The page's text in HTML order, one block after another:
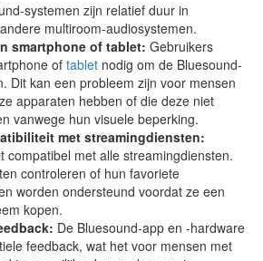
systemen zijn relatief duur in
multiroom-audiosystemen.
smartphone of tablet: Gebruikers
of tablet nodig om de Bluesound-
Dit kan een probleem zijn voor mensen
apparaten hebben of die deze niet
vanwege hun visuele beperking.
met streamingdiensten:
compatibel met alle streamingdiensten.
controleren of hun favoriete
worden ondersteund voordat ze een
kopen.
De Bluesound-app en -hardware
feedback, wat het voor mensen met